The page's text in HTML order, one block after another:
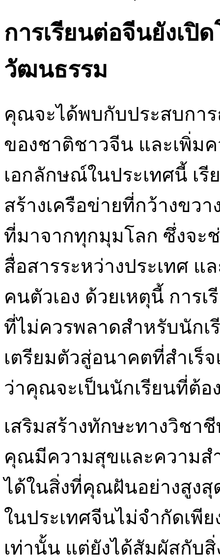
การเรียนต่อจีนยังเปิ
วัฒนธรรม
คุณจะได้พบกับประสบการ
ของชาติชาวจีน และเพิ่ม
เอกลักษณ์ในประเทศนี้ เ
สร้างเครือข่ายที่กว้างขว
ที่มาจากทุกมุมโลก ซึ่งจะ
สื่อสารระหว่างประเทศ แ
คนตัวเอง ด้วยเหตุนี้ การ
ที่ไม่ควรพลาดสำหรับนัก
เตรียมตัวสู่อนาคตที่สำเร็
ว่าคุณจะเป็นนักเรียนที่ต้อ
เสริมสร้างทักษะทางวิชา
คุณมีความสุขและความส
ได้ในสิ่งที่คุณฝันอย่างสูงสุ
ในประเทศจีนไม่จำกัดเพี
เท่านั้น แต่ยังได้สัมผัสกับ